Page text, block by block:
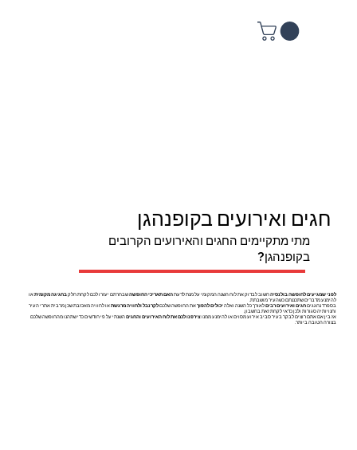
חגים ואירועים בקופנהגן
מתי מתקיימים החגים והאירועים הקרובים
בקופנהגן?
לפני שמגיעים לחופשה בולנסיהחשוב לבדוק את לוח השנה המקומי על מנת לדעתהאם תאריכי החופשהשבחרתם יעזרו לכם לקחת חלקבחגיגה מקומיתאו
להימנע מדברים שתכננתם כשהעיר מושבתת.
בספרד נחגגיםחגים ואירועים רביםלאורך כל השנה ואלהיכולים להפוךאת החופשה שלכםלקרנבל ולחוויה מרגשתאו לחוויה מאכזבת שכן מרבית אתרי העיר
וחנויותיה סגורות ולכן כדאי לקחת זאת בחשבון.
אז בין אם אתם רוצים לבקר בעיר סביב אירוע מסוים או להימנע ממנוצירפנו לכם את לוח האירועים והחגיםהשנתי על פי חודשים כדי שתהנו מהחופשה שלכם
בצורה הטובה ביותר.